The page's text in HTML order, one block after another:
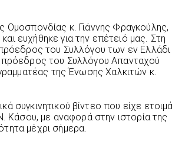
κ. Γιάννης Φραγκούλης,
ευχήθηκε για την επέτειό μας. Στη
του Συλλόγου των εν Ελλάδι
του Συλλόγου Απανταχού
της Ένωσης Χαλκιτών κ.
συγκινητικού βίντεο που είχε
Κάσου, με αναφορά στην ιστορία της
μέχρι σήμερα.